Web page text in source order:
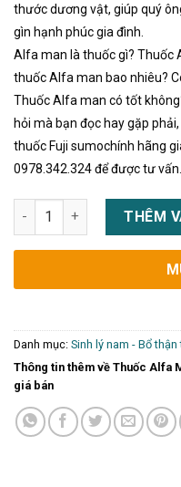
thước dương vật, giúp quý
gìn hạnh phúc gia đình.
Alfa man là thuốc gì? Thuốc
thuốc Alfa man bao nhiêu?
Thuốc Alfa man có tốt
hỏi mà bạn đọc hay gặp
thuốc Fuji sumochính hãng
0978.342.324 để được tư vấn.
Thuốc Alfa Man có tốt
THÊM
Danh mục: Sinh lý nam - Bổ
Thông tin thêm về Thuốc Alfa
giá bán